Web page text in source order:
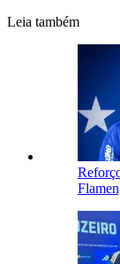
Leia também